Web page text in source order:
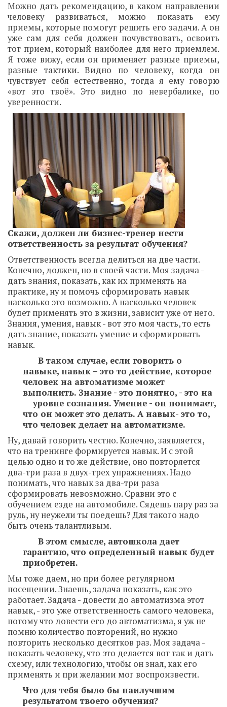
Можно дать рекомендацию, в каком направлении
человеку развиваться, можно показать ему
приемы, которые помогут решить его задачи. А он
уже сам для себя должен почувствовать, освоить
тот прием, который наиболее для него приемлем.
Я тоже вижу, если он применяет разные приемы,
разные тактики. Видно по человеку, когда он
чувствует себя естественно, тогда я ему говорю
«вот это твоё». Это видно по невербалике, по
уверенности.
Скажи, должен ли бизнес-тренер нести
ответственность за результат обучения?
Ответственность всегда делиться на две части.
Конечно, должен, но в своей части. Моя задача -
дать знания, показать, как их применять на
практике, ну и помочь сформировать навык
насколько это возможно. А насколько человек
будет применять это в жизни, зависит уже от него.
Знания, умения, навык - вот это моя часть, то есть
дать знание, показать умение и сформировать
навык.
В таком случае, если говорить о
навыке, навык – это то действие, которое
человек на автоматизме может
выполнить. Знание - это понятно, - это на
уровне сознания. Умение - он понимает,
что он может это делать. А навык- это то,
что человек делает на автоматизме.
Ну, давай говорить честно. Конечно, заявляется,
что на тренинге формируется навык. И с этой
целью одно и то же действие, оно повторяется
два-три раза в двух-трех упражнениях. Надо
понимать, что навык за два-три раза
сформировать невозможно. Сравни это с
обучением езде на автомобиле. Сядешь пару раз за
руль, ну неужели ты поедешь? Для такого надо
быть очень талантливым.
В этом смысле, автошкола дает
гарантию, что определенный навык будет
приобретен.
Мы тоже даем, но при более регулярном
посещении. Знаешь, задача показать, как это
работает. Задача - довести до автоматизма этот
навык, - это уже ответственность самого человека,
потому что довести его до автоматизма, я уж не
помню количество повторений, но нужно
повторить несколько десятков раз. Моя задача -
показать человеку, что это делается вот так и дать
схему, или технологию, чтобы он знал, как его
применять и при желании мог воспроизвести.
Что для тебя было бы наилучшим
результатом твоего обучения?